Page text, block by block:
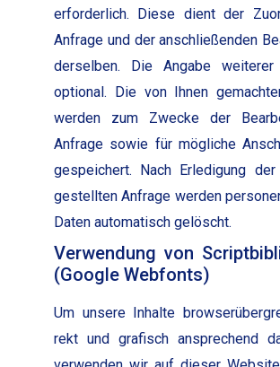
erforder­lich. Diese dient der
Anfrage und der anschließen­den
der­sel­ben. Die Angabe
option­al. Die von Ihnen
wer­den zum Zwecke der
Anfrage sowie für mögliche
gespe­ichert. Nach Erledi­gung
gestell­ten Anfrage wer­den
Dat­en automa­tisch gelöscht.
Verwendung von
(Google Webfonts)
Um unsere Inhalte
rekt und grafisch ansprechend